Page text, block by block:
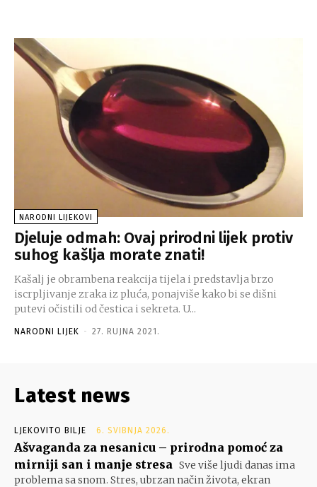
NARODNI LIJEKOVI
Djeluje odmah: Ovaj prirodni lijek protiv
suhog kašlja morate znati!
Kašalj je obrambena reakcija tijela i predstavlja brzo
iscrpljivanje zraka iz pluća, ponajviše kako bi se dišni
putevi očistili od čestica i sekreta. U...
NARODNI LIJEK - 27. RUJNA 2021.
Latest news
LJEKOVITO BILJE 6. SVIBNJA 2026.
Ašvaganda za nesanicu – prirodna pomoć za
mirniji san i manje stresa Sve više ljudi danas ima
problema sa snom. Stres, ubrzan način života, ekran